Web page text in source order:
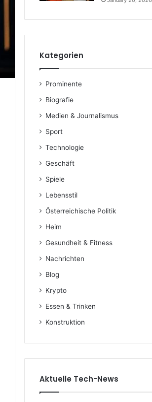
Kategorien
Prominente
Biografie
Medien & Journalismus
Sport
Technologie
Geschäft
Spiele
Lebensstil
Österreichische Politik
Heim
Gesundheit & Fitness
Nachrichten
Blog
Krypto
Essen & Trinken
Konstruktion
Aktuelle Tech-News